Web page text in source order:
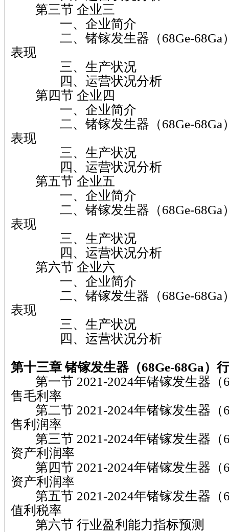
第三节 企业三
一、企业简介
二、锗镓发生器（68Ge-68Ga）
表现
三、生产状况
四、运营状况分析
第四节 企业四
一、企业简介
二、锗镓发生器（68Ge-68Ga）
表现
三、生产状况
四、运营状况分析
第五节 企业五
一、企业简介
二、锗镓发生器（68Ge-68Ga）
表现
三、生产状况
四、运营状况分析
第六节 企业六
一、企业简介
二、锗镓发生器（68Ge-68Ga）
表现
三、生产状况
四、运营状况分析
第十三章 锗镓发生器（68Ge-68Ga）
第一节 2021-2024年锗镓发生器（
售毛利率
第二节 2021-2024年锗镓发生器（
售利润率
第三节 2021-2024年锗镓发生器（
资产利润率
第四节 2021-2024年锗镓发生器（
资产利润率
第五节 2021-2024年锗镓发生器（
值利税率
第六节 行业盈利能力指标预测